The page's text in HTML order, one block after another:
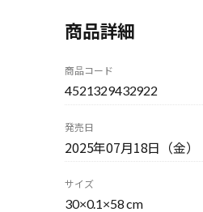
商品詳細
商品コード
4521329432922
発売日
2025年07月18日（金
サイズ
30×0.1×58 cm